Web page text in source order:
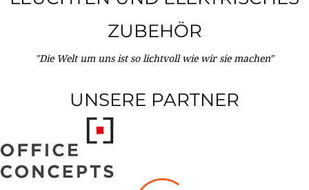
ZUBEHÖR
"Die Welt um uns ist so lichtvoll wie wir sie machen"
UNSERE PARTNER